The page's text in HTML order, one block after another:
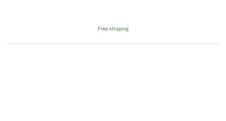
Free shipping